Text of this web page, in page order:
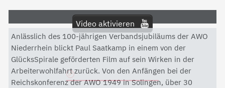
Video aktivieren
Mit dem Aktivieren des Videos akzeptieren Sie die
Datenschutzerklärung von YouTube.
Datenschutzerklärung
Anlässlich des 100-jährigen Verbandsjubiläums der AWO
Niederrhein blickt Paul Saatkamp in einem von der
GlücksSpirale geförderten Film auf sein Wirken in der
Arbeiterwohlfahrt zurück. Von den Anfängen bei der
Reichskonferenz der AWO 1949 in Solingen, über 30